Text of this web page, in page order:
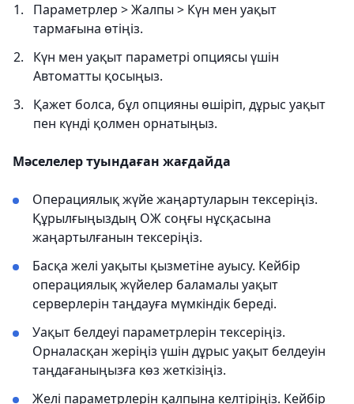
Параметрлер > Жалпы > Күн мен уақыт
тармағына өтіңіз.
Күн мен уақыт параметрі опциясы үшін
Автоматты қосыңыз.
Қажет болса, бұл опцияны өшіріп, дұрыс уақыт
пен күнді қолмен орнатыңыз.
Мәселелер туындаған жағдайда
Операциялық жүйе жаңартуларын тексеріңіз.
Құрылғыңыздың ОЖ соңғы нұсқасына
жаңартылғанын тексеріңіз.
Басқа желі уақыты қызметіне ауысу. Кейбір
операциялық жүйелер баламалы уақыт
серверлерін таңдауға мүмкіндік береді.
Уақыт белдеуі параметрлерін тексеріңіз.
Орналасқан жеріңіз үшін дұрыс уақыт белдеуін
таңдағаныңызға көз жеткізіңіз.
Желі параметрлерін қалпына келтіріңіз. Кейбір